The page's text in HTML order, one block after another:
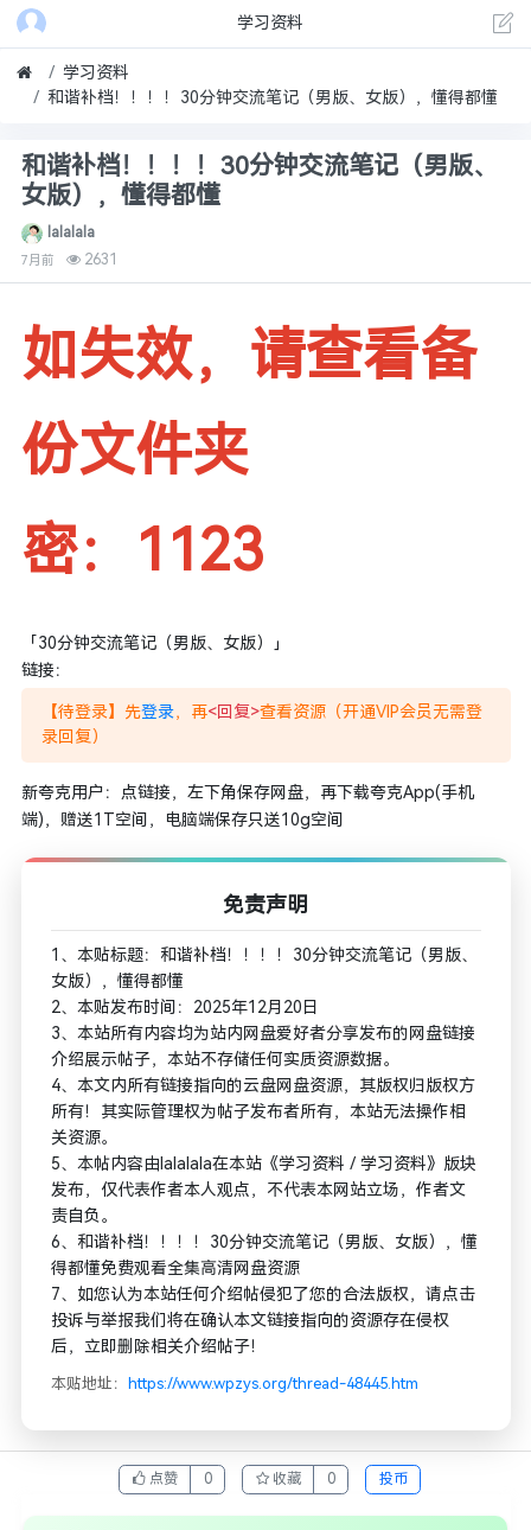
学习资料
学习资料
和谐补档！！！！30分钟交流笔记（男版、女版），懂得都懂
和谐补档！！！！30分钟交流笔记（男版、
女版），懂得都懂
lalalala
7月前 2631
如失效，请查看备
份文件夹
密：1123
「30分钟交流笔记（男版、女版）」
链接：
【待登录】先登录，再<回复>查看资源（开通VIP会员无需登
录回复）
新夸克用户：点链接，左下角保存网盘，再下载夸克App(手机
端)，赠送1T空间，电脑端保存只送10g空间
免责声明
1、本贴标题：和谐补档！！！！30分钟交流笔记（男版、
女版），懂得都懂
2、本贴发布时间：2025年12月20日
3、本站所有内容均为站内网盘爱好者分享发布的网盘链接
介绍展示帖子，本站不存储任何实质资源数据。
4、本文内所有链接指向的云盘网盘资源，其版权归版权方
所有！其实际管理权为帖子发布者所有，本站无法操作相
关资源。
5、本帖内容由lalalala在本站《学习资料 / 学习资料》版块
发布，仅代表作者本人观点，不代表本网站立场，作者文
责自负。
6、和谐补档！！！！30分钟交流笔记（男版、女版），懂
得都懂免费观看全集高清网盘资源
7、如您认为本站任何介绍帖侵犯了您的合法版权，请点击
投诉与举报我们将在确认本文链接指向的资源存在侵权
后，立即删除相关介绍帖子！
本贴地址： https://www.wpzys.org/thread-48445.htm
点赞 0 收藏 0 投币